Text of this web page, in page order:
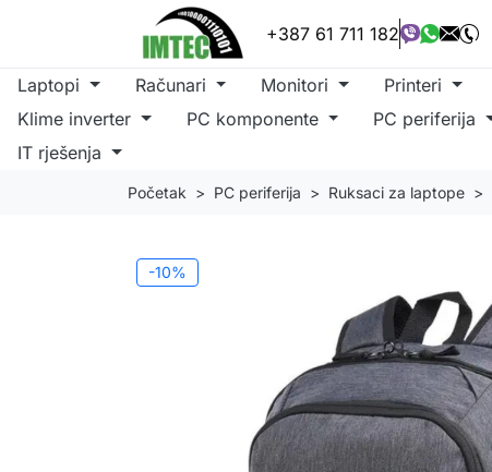
+387 61 711 182
Laptopi Računari Monitori Printeri
Klime inverter
PC komponente PC periferija
IT rješenja
Početak PC periferija Ruksaci za laptope
-10%